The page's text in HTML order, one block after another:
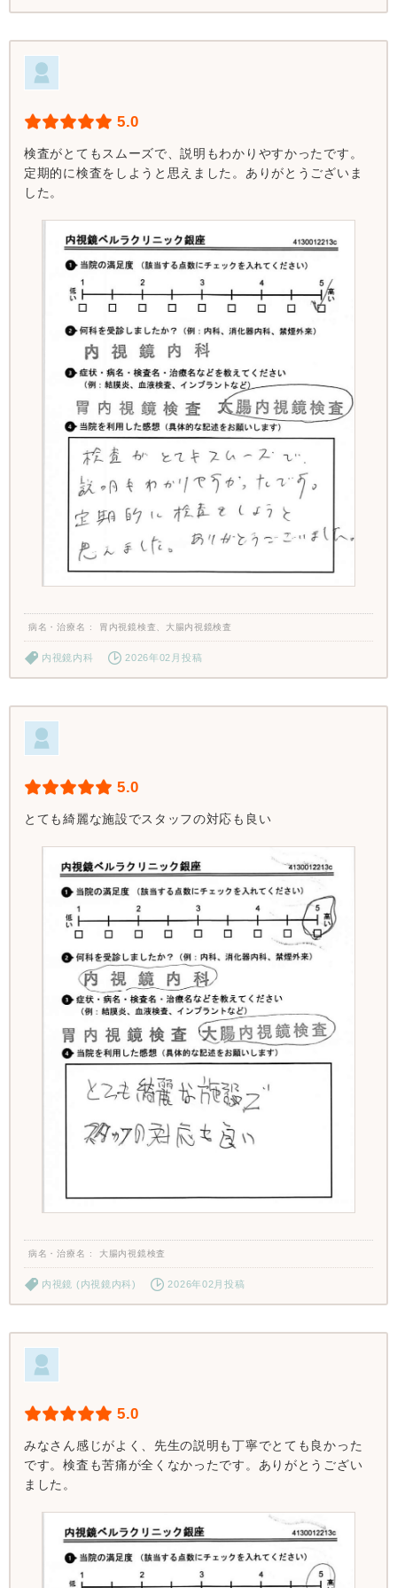
5.0
検査がとてもスムーズで、説明もわかりやすかったです。
定期的に検査をしようと思えました。ありがとうございま
した。
病名・治療名 胃内視鏡検査、大腸内視鏡検査
内視鏡内科 2026年02月投稿
5.0
とても綺麗な施設でスタッフの対応も良い
病名・治療名 大腸内視鏡検査
内視鏡 (内視鏡内科) 2026年02月投稿
5.0
みなさん感じがよく、先生の説明も丁寧でとても良かった
です。検査も苦痛が全くなかったです。ありがとうござい
ました。